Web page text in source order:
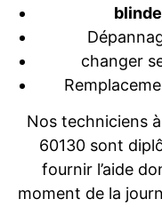
changer
Nos techniciens à
60130 sont
fournir l’aide
moment de la